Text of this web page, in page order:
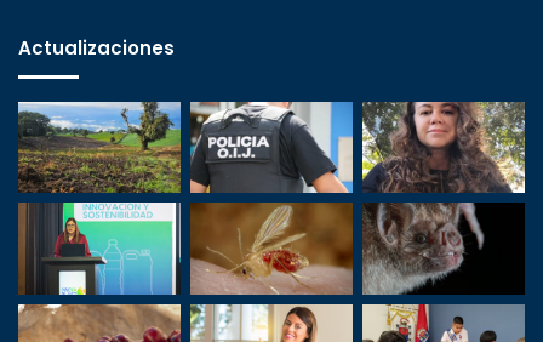
Actualizaciones